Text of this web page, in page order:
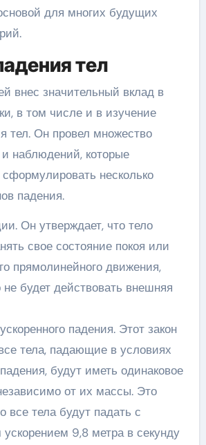
для многих будущих
тел
внес значительный вклад в
в том числе и в изучение
тел. Он провел множество
наблюдений, которые
несколько
падения.
Он утверждает, что тело
свое состояние покоя или
прямолинейного движения,
не будет действовать внешняя
падения. Этот закон
тела, падающие в условиях
будут иметь одинаковое
от их массы. Это
все тела будут падать с
9,8 метра в секунду